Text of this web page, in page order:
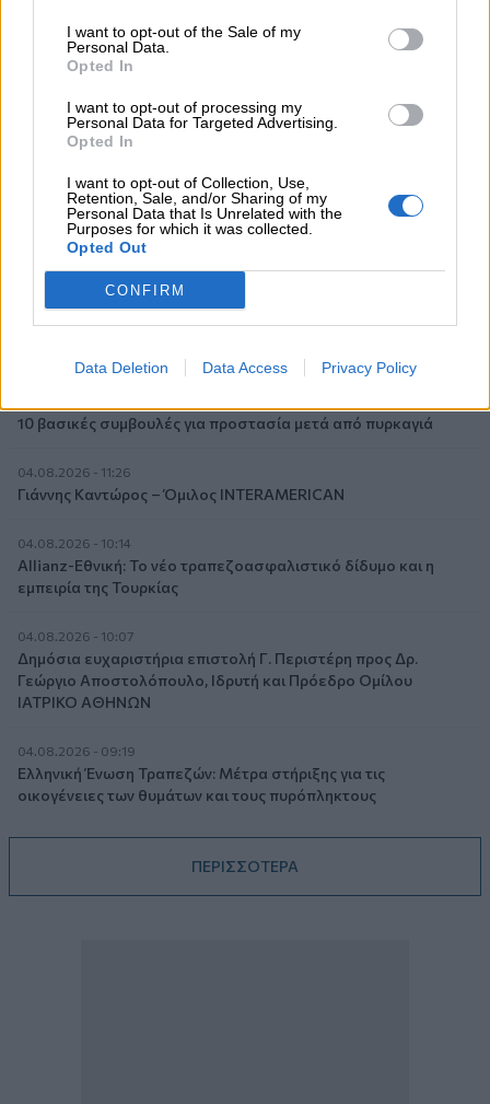
I want to opt-out of the Sale of my
Personal Data.
Opted In
I want to opt-out of processing my
Personal Data for Targeted Advertising.
Opted In
I want to opt-out of Collection, Use,
Retention, Sale, and/or Sharing of my
Personal Data that Is Unrelated with the
Purposes for which it was collected.
Opted Out
CONFIRM
Data Deletion Data Access Privacy Policy
05.08.2026 - 08:37
Ιωάννης Μπολέτης – ΩΝΑΣΕΙΟ
04.08.2026 - 15:33
ERGO Hellas: Μέτρα στήριξης για τους πληγέντες
ασφαλισμένους της από τις πυρκαγιές
04.08.2026 - 12:40
Τράπεζα Κύπρου: Ενισχυμένες κατά 31% οι ασφαλιστικές
υπηρεσίες - Κέρδη €252 εκατ. (+7%) και ROTE 18.8% στο
εξάμηνο
04.08.2026 - 11:49
Σπύρος Γεωργαράς - «ΥΓΕΙΑ» / Ερευνητικό και Θεραπευτικό
10 βασικές συμβουλές για προστασία μετά από πυρκαγιά
04.08.2026 - 11:26
Γιάννης Καντώρος – Όμιλος INTERAMERICAN
04.08.2026 - 10:14
Allianz-Εθνική: Το νέο τραπεζοασφαλιστικό δίδυμο και η
εμπειρία της Τουρκίας
04.08.2026 - 10:07
Δημόσια ευχαριστήρια επιστολή Γ. Περιστέρη προς Δρ.
Γεώργιο Αποστολόπουλο, Ιδρυτή και Πρόεδρο Ομίλου
ΙΑΤΡΙΚΟ ΑΘΗΝΩΝ
04.08.2026 - 09:19
Ελληνική Ένωση Τραπεζών: Μέτρα στήριξης για τις
οικογένειες των θυμάτων και τους πυρόπληκτους
ΠΕΡΙΣΣΟΤΕΡΑ